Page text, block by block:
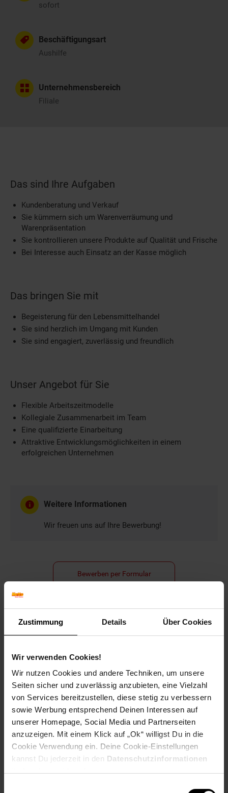
Zustimmung Details Über Cookies
Wir verwenden Cookies!
Wir nutzen Cookies und andere Techniken, um unsere
Seiten sicher und zuverlässig anzubieten, eine Vielzahl
von Services bereitzustellen, diese stetig zu verbessern
sowie Werbung entsprechend Deinen Interessen auf
unserer Homepage, Social Media und Partnerseiten
anzuzeigen. Mit einem Klick auf „Ok“ willigst Du in die
Cookie Verwendung ein. Deine Cookie-Einstellungen
kannst Du jederzeit in den Datenschutzinformationen
sofort
Beschäftigungsart
Aushilfe
Unternehmensbereich
Filiale
Das sind Ihre Aufgaben
Kundenberatung und Verkauf
Sie kümmern sich um Warenverräumung und
Warenpräsentation
Sie kontrollieren unsere Produkte auf Qualität und Frische
Bei Interesse auch Einsatz an der Kasse möglich
Das bringen Sie mit
Begeisterung für den Lebensmittelhandel
Sie sind herzlich im Umgang mit Kunden
Sie sind engagiert, zuverlässig und freundlich
Unser Angebot für Sie
Flexible Arbeitszeitmodelle
Kollegiale Zusammenarbeit im Team
Eine qualifizierte Einarbeitung
Attraktive Entwicklungsmöglichkeiten in einem
erfolgreichen Unternehmen
Weitere Informationen
Wir freuen uns auf Ihre Bewerbung!
Bewerben per Formular
Hinweis: Aus Gründen der leichteren Lesbarkeit verwenden
wir im Textverlauf die männliche Form der Anrede.
Selbstverständlich sind bei Netto Menschen jeder
Geschlechtsidentität willkommen.
Fußzeile
Weitere Online-Angebote